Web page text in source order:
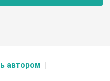
автором